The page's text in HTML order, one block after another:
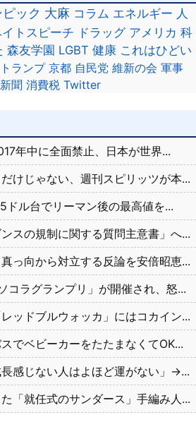
ック 大麻 コラム エネルギー 人
トスピーチ ドラッグ アメリカ 科
森友学園 LGBT 健康 これはひどい
トランプ 京都 自民党 維新の会 軍事
聞 消費税 Twitter
年中に全面禁止、日本が世界...
だけじゃない、週刊スピリッツが本...
ドル台でリーマン後の最高値を...
スの規制に関する質問主意書」へ...
っ向から対立する反論を安倍昭恵...
コラグランプリ」が開催され、怒...
ッドブルウォッカ」にはコカイン...
でベビーカーをたたまなくてOK...
感じない人はよほど運がない」→...
「就任式のサンダース」手編み人...